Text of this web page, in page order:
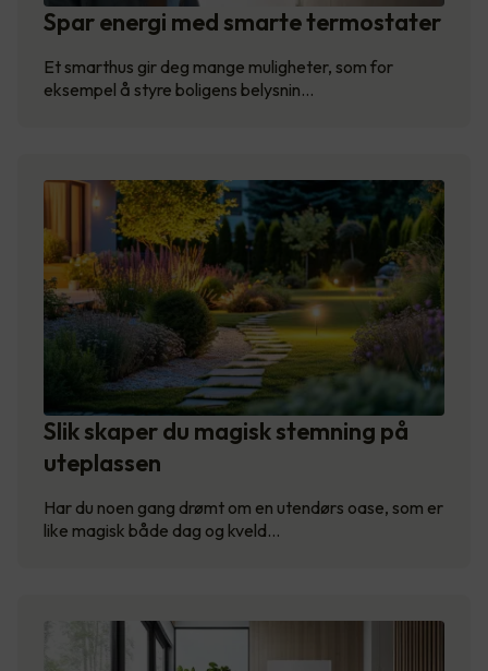
Spar energi med smarte termostater
Et smarthus gir deg mange muligheter, som for
eksempel å styre boligens belysnin…
Slik skaper du magisk stemning på
uteplassen
Har du noen gang drømt om en utendørs oase, som er
like magisk både dag og kveld…